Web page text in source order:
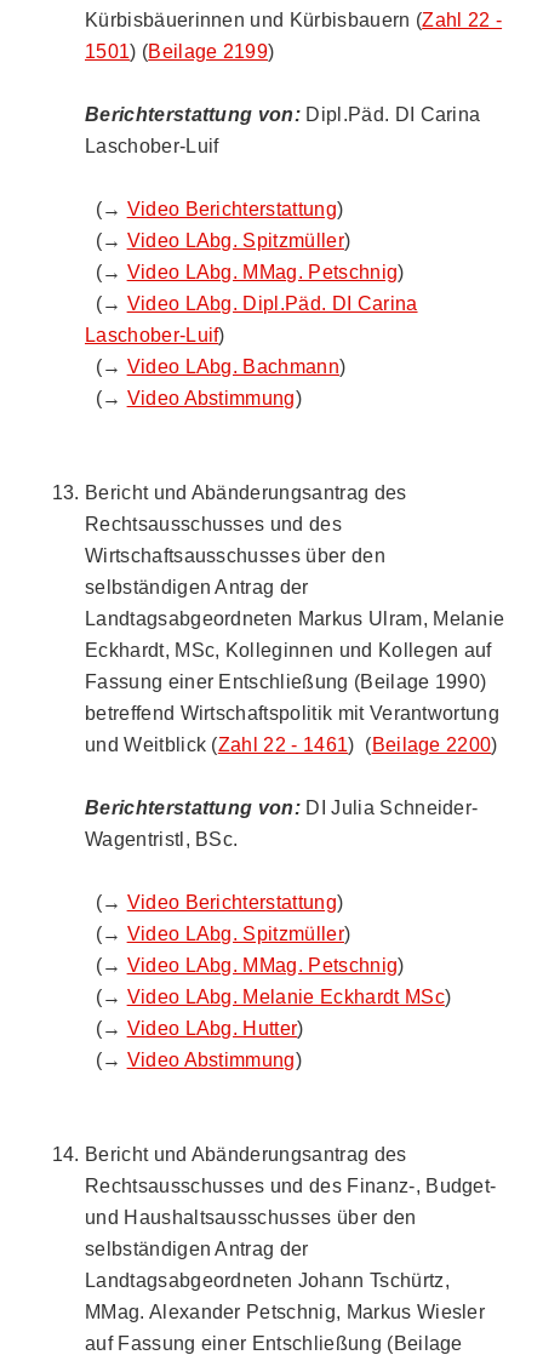
Kürbisbäuerinnen und Kürbisbauern (Zahl 22 -
1501) (Beilage 2199)
Berichterstattung von: Dipl.Päd. DI Carina
Laschober-Luif
(→ Video Berichterstattung)
(→ Video LAbg. Spitzmüller)
(→ Video LAbg. MMag. Petschnig)
(→ Video LAbg. Dipl.Päd. DI Carina
Laschober-Luif)
(→ Video LAbg. Bachmann)
(→ Video Abstimmung)
Bericht und Abänderungsantrag des
Rechtsausschusses und des
Wirtschaftsausschusses über den
selbständigen Antrag der
Landtagsabgeordneten Markus Ulram, Melanie
Eckhardt, MSc, Kolleginnen und Kollegen auf
Fassung einer Entschließung (Beilage 1990)
betreffend Wirtschaftspolitik mit Verantwortung
und Weitblick (Zahl 22 - 1461) (Beilage 2200)
Berichterstattung von: DI Julia Schneider-
Wagentristl, BSc.
(→ Video Berichterstattung)
(→ Video LAbg. Spitzmüller)
(→ Video LAbg. MMag. Petschnig)
(→ Video LAbg. Melanie Eckhardt MSc)
(→ Video LAbg. Hutter)
(→ Video Abstimmung)
Bericht und Abänderungsantrag des
Rechtsausschusses und des Finanz-, Budget-
und Haushaltsausschusses über den
selbständigen Antrag der
Landtagsabgeordneten Johann Tschürtz,
MMag. Alexander Petschnig, Markus Wiesler
auf Fassung einer Entschließung (Beilage